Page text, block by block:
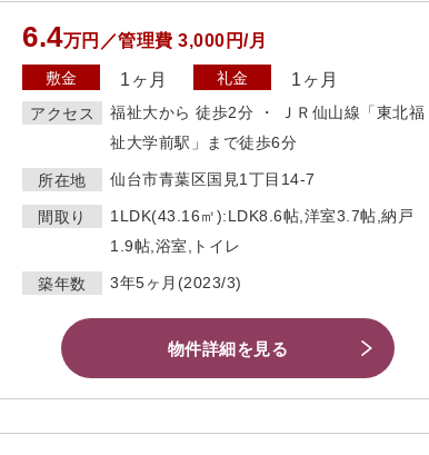
6.4万円／管理費 3,000円/月
敷金 1ヶ月 礼金 1ヶ月
アクセス
福祉大から 徒歩2分 ・ ＪＲ仙山線「東北福
祉大学前駅」まで徒歩6分
所在地 仙台市青葉区国見1丁目14-7
間取り
1LDK(43.16㎡):LDK8.6帖,洋室3.7帖,納戸
1.9帖,浴室,トイレ
築年数 3年5ヶ月(2023/3)
物件詳細を見る